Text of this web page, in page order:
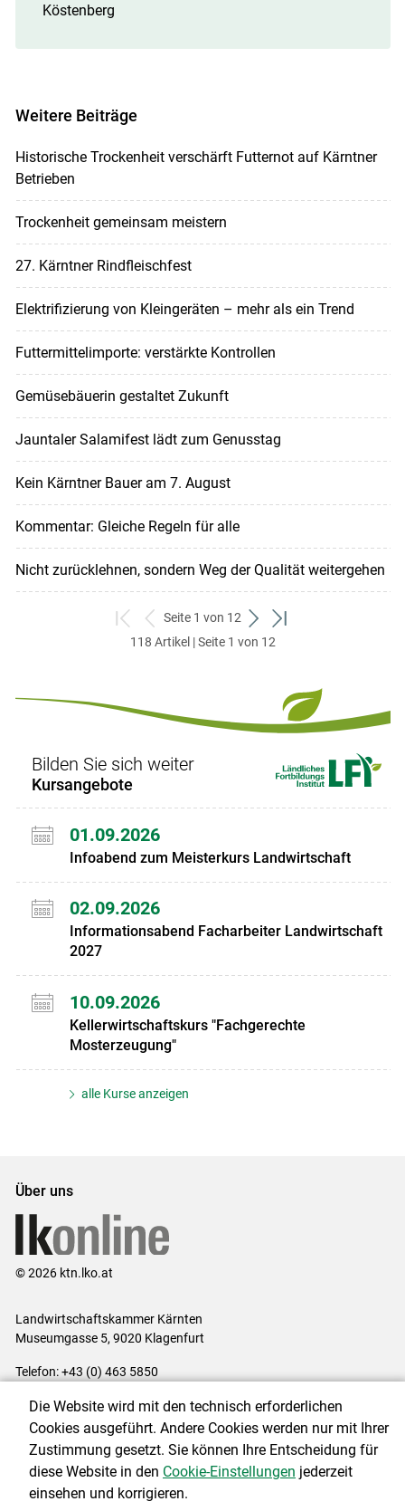
Köstenberg
Weitere Beiträge
Historische Trockenheit verschärft Futternot auf Kärntner
Betrieben
Trockenheit gemeinsam meistern
27. Kärntner Rindfleischfest
Elektrifizierung von Kleingeräten – mehr als ein Trend
Futtermittelimporte: verstärkte Kontrollen
Gemüsebäuerin gestaltet Zukunft
Jauntaler Salamifest lädt zum Genusstag
Kein Kärntner Bauer am 7. August
Kommentar: Gleiche Regeln für alle
Nicht zurücklehnen, sondern Weg der Qualität weitergehen
zum
ersten
zurück
zum
Seite 1 von 12
weiter
zum
zum
118 Artikel | Seite 1 von 12
Bilden Sie sich weiter
Kursangebote
01.09.2026
Infoabend zum Meisterkurs Landwirtschaft
02.09.2026
Informationsabend Facharbeiter Landwirtschaft
2027
10.09.2026
Kellerwirtschaftskurs "Fachgerechte
Mosterzeugung"
alle Kurse anzeigen
Über uns
© 2026 ktn.lko.at
Landwirtschaftskammer Kärnten
Museumgasse 5, 9020 Klagenfurt
Telefon: +43 (0) 463 5850
Impressum|Kontakt|Datenschutzerklärung|Barrierefreiheit|
Cookie-Einstellungen
Die Website wird mit den technisch erforderlichen
Cookies ausgeführt. Andere Cookies werden nur mit Ihrer
Zustimmung gesetzt. Sie können Ihre Entscheidung für
diese Website in den Cookie-Einstellungen jederzeit
einsehen und korrigieren.